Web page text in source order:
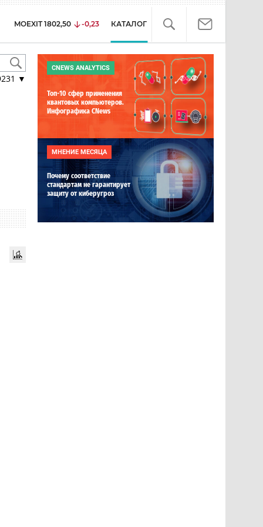
MOEXIT 1802,50 -0,23 КАТАЛОГ
▼
CNEWS ANALYTICS
Топ-10 сфер применения
квантовых компьютеров.
Инфографика CNews
МНЕНИЕ МЕСЯЦА
Почему соответствие
стандартам не гарантирует
защиту от киберугроз